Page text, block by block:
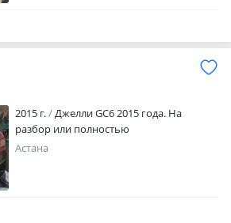
2015 г.
Джелли GC6 2015 года. На
разбор или полностью
Астана